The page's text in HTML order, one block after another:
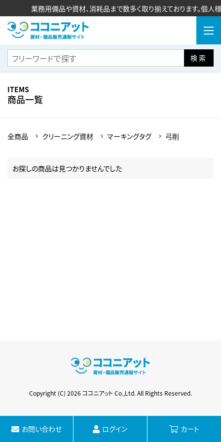
業務用備品や資材、消耗品まで数多く取り揃えております。個人
検索
ITEMS
商品一覧
全商品 クリーニング資材 マーキングタグ 弓削
お探しの商品は見つかりませんでした
お問い合わせ ログイン カート
Copyright (C) 2026 ココニアット Co.,Ltd. All Rights Reserved.